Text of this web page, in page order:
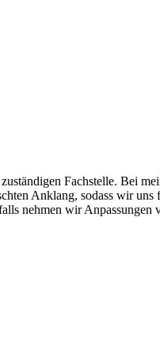
Fachstelle. Bei
Anklang, sodass wir uns
nehmen wir Anpassungen